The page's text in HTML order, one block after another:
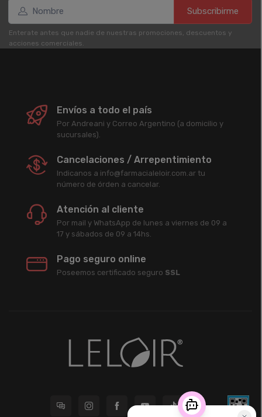
Subscribirme
Enterate antes que nadie de nuestras promociones, descuentos y
acciones comerciales.
Envíos a todo el país
Por Andreani y Correo Argentino (a domicilio y
sucursales).
Cancelaciones / Arrepentimiento
Indicanos a info@farmacialeloir.com.ar tu
número de órden a cancelar.
Atención al cliente
Por mail y WhatsApp de lunes a viernes de 09 a
17 y sábados de 09 a 14hs.
Pago seguro online
Poseemos certificado seguro SSL